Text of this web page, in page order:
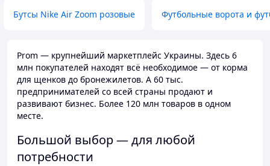
Бутсы Nike Air Zoom розовые Футбольные ворота и
Prom — крупнейший маркетплейс Украины. Здесь 6
млн покупателей находят всё необходимое — от корма
для щенков до бронежилетов. А 60 тыс.
предпринимателей со всей страны продают и
развивают бизнес. Более 120 млн товаров в одном
месте.
Большой выбор — для любой
потребности